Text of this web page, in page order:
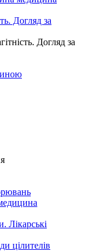
Догляд за
Догляд за
Лікарські
цілителів